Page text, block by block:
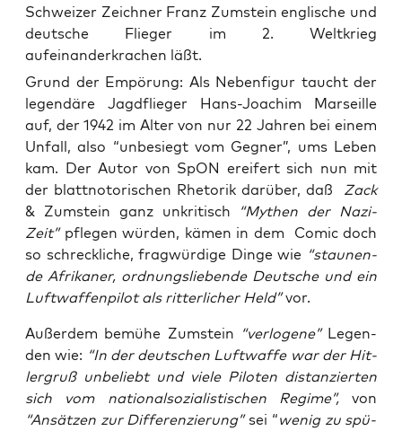
Schweizer Zeichner Franz Zumstein englische und
deutsche Flieger im 2. Weltkrieg
aufeinanderkrachen läßt.
Grund der Empö­rung: Als Neben­fi­gur taucht der
legen­dä­re Jagd­flie­ger Hans-Joa­chim Mar­seil­le
auf, der 1942 im Alter von nur 22 Jah­ren bei einem
Unfall, also “unbe­siegt vom Geg­ner”, ums Leben
kam. Der Autor von SpON erei­fert sich nun mit
der blatt­no­to­ri­schen Rhe­to­rik dar­über, daß Zack
& Zum­stein ganz unkri­tisch
“Mythen der Nazi-
Zeit”pfle­gen wür­den, kämen in dem Comic doch
so schreck­li­che, frag­wür­di­ge Din­ge wie “stau­nen­
de Afri­ka­ner, ord­nungs­lie­ben­de Deut­sche und ein
Luft­waf­fen­pi­lot als rit­ter­li­cher Held”vor.
Außer­dem bemü­he Zum­stein “ver­lo­ge­ne”Legen­
den wie: “In der deut­schen Luft­waf­fe war der Hit­
ler­gruß unbe­liebt und vie­le Pilo­ten distan­zier­ten
sich vom natio­nal­so­zia­lis­ti­schen Regime”, von
“Ansät­zen zur Dif­fe­ren­zie­rung”sei “wenig zu spü­